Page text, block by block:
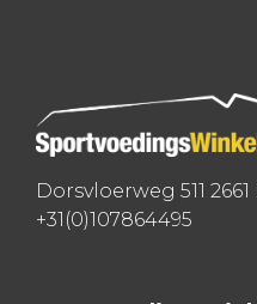
Dorsvloerweg 511
+31(0)107864495